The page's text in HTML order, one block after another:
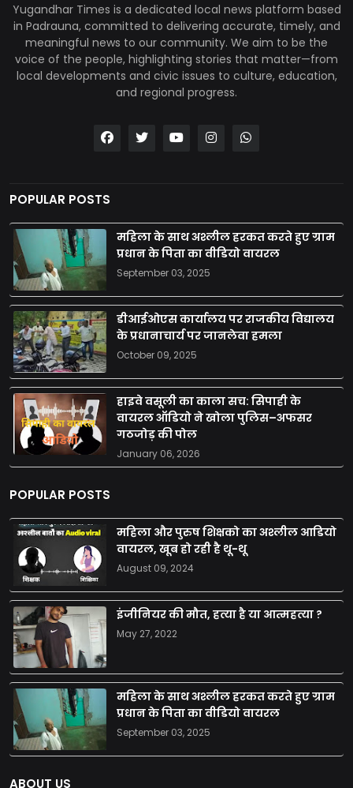
Yugandhar Times is a dedicated local news platform based
in Padrauna, committed to delivering accurate, timely, and
meaningful news to our community. We aim to be the
voice of the people, highlighting stories that matter—from
local developments and civic issues to culture, education,
and regional progress.
POPULAR POSTS
महिला के साथ अश्लील हरकत करते हुए ग्राम
प्रधान के पिता का वीडियो वायरल
September 03, 2025
डीआईओएस कार्यालय पर राजकीय विद्यालय
के प्रधानाचार्य पर जानलेवा हमला
October 09, 2025
हाइवे वसूली का काला सच: सिपाही के
वायरल ऑडियो ने खोला पुलिस–अफसर
गठजोड़ की पोल
January 06, 2026
POPULAR POSTS
महिला और पुरुष शिक्षको का अश्लील आडियो
वायरल, खूब हो रही है थू-थू
August 09, 2024
इंजीनियर की मौत, हत्या है या आत्महत्या ?
May 27, 2022
महिला के साथ अश्लील हरकत करते हुए ग्राम
प्रधान के पिता का वीडियो वायरल
September 03, 2025
ABOUT US